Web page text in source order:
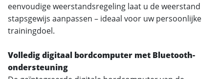
eenvoudige weerstandsregeling laat u de weerstand
stapsgewijs aanpassen – ideaal voor uw persoonlijke
trainingdoel.
Volledig digitaal bordcomputer met Bluetooth-
ondersteuning